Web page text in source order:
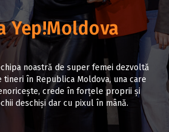
Yep!Moldova
noastră de super femei dezvoltă
tineri în Republica Moldova, una care
crede în forțele proprii și
deschiși dar cu pixul în mână.